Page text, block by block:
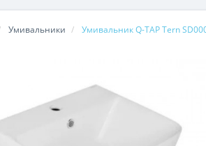
Умивальники Умивальник Q-TAP Tern